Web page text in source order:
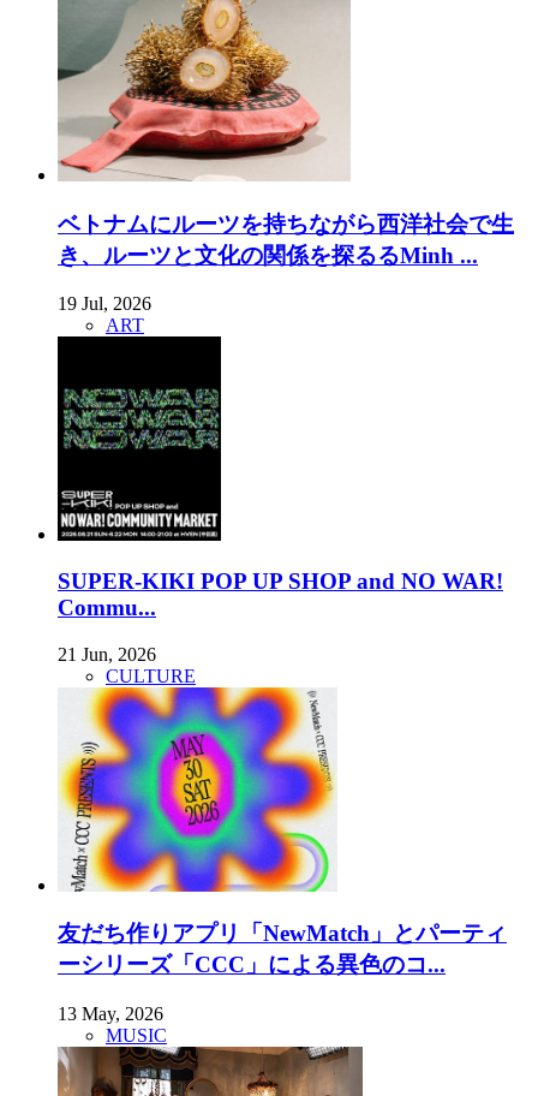
ベトナムにルーツを持ちながら西洋社会で生
き、ルーツと文化の関係を探るるMinh ...
19 Jul, 2026
ART
SUPER-KIKI POP UP SHOP and NO WAR!
Commu...
21 Jun, 2026
CULTURE
友だち作りアプリ「NewMatch」とパーティ
ーシリーズ「CCC」による異色のコ...
13 May, 2026
MUSIC